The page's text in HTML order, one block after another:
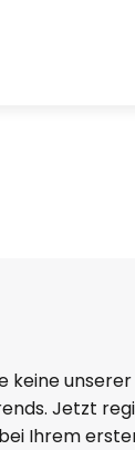
keine
Jetzt
Ihrem